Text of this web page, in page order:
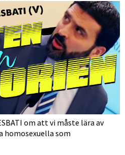
om att vi måste lära av
homosexuella som